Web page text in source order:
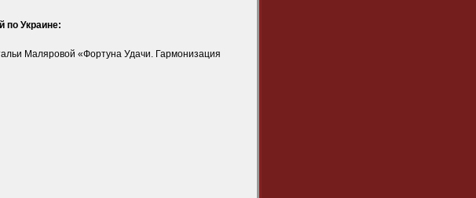
Украине:
Маляровой «Фортуна Удачи. Гармонизация